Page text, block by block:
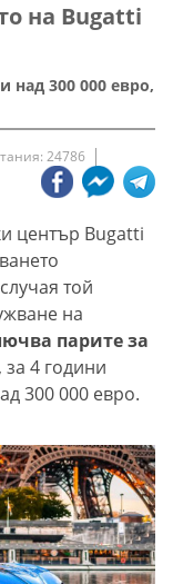
на Bugatti
над 300 000 евро,
24786
център Bugatti
той
на
парите за
за 4 години
300 000 евро.